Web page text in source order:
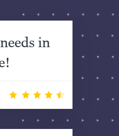
in